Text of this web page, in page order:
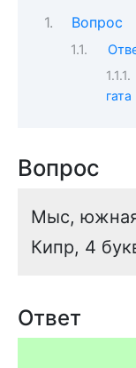
Вопрос
Вопрос
Мыс, южная
Кипр, 4
Ответ